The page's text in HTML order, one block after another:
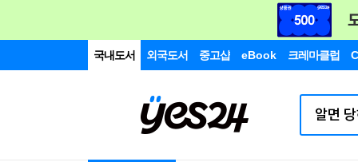
국내도서 외국도서 중고샵 eBook 크레마클럽